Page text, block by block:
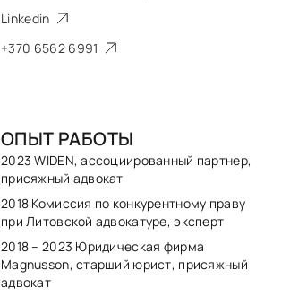
Linkedin
+370 6562 6991
ОПЫТ РАБОТЫ
2023 WIDEN, ассоциированный партнер,
присяжный адвокат
2018 Комиссия по конкурентному праву
при Литовской адвокатуре, эксперт
2018 – 2023 Юридическая фирма
Magnusson, старший юрист, присяжный
адвокат